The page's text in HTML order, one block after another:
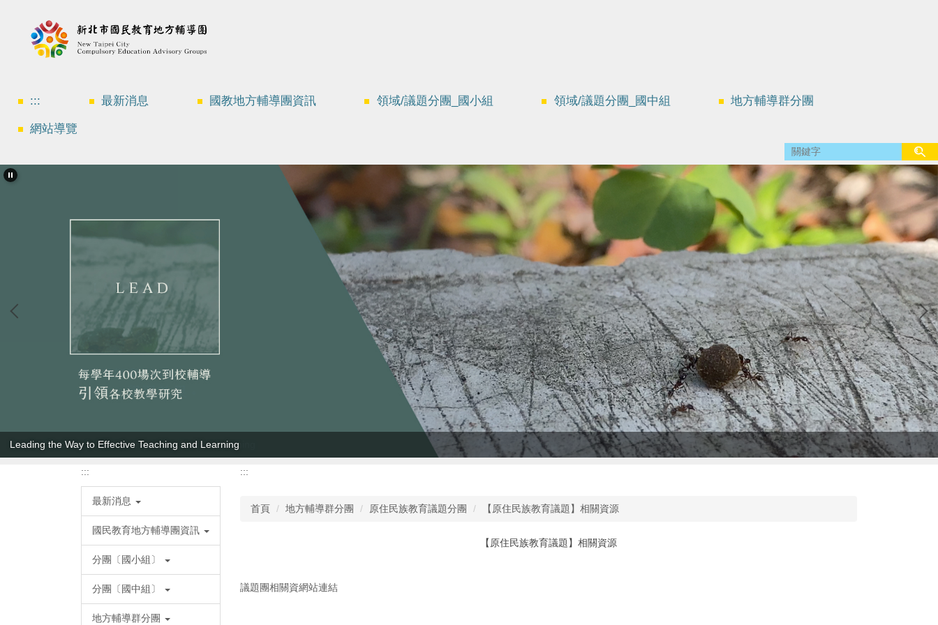
::: 最新消息 國教地方輔導團資訊 領域/議題分團_國小組 領域/議題分團_國中組 地方輔導群分團
網站導覽
Leading the Way to Effective Teaching and Learning
:::
最新消息
國民教育地方輔導團資訊
分團〔國小組〕
分團〔國中組〕
地方輔導群分團
:::
首頁 地方輔導群分團 原住民族教育議題分團 【原住民族教育議題】相關資源
【原住民族教育議題】相關資源
議題團相關資網站連結